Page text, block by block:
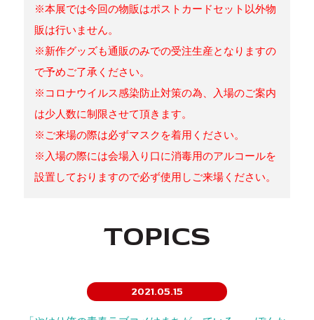
※本展では今回の物販はポストカードセット以外物
販は行いません。
※新作グッズも通販のみでの受注生産となりますの
で予めご了承ください。
※コロナウイルス感染防止対策の為、入場のご案内
は少人数に制限させて頂きます。
※ご来場の際は必ずマスクを着用ください。
※入場の際には会場入り口に消毒用のアルコールを
設置しておりますので必ず使用しご来場ください。
TOPICS
2021.05.15